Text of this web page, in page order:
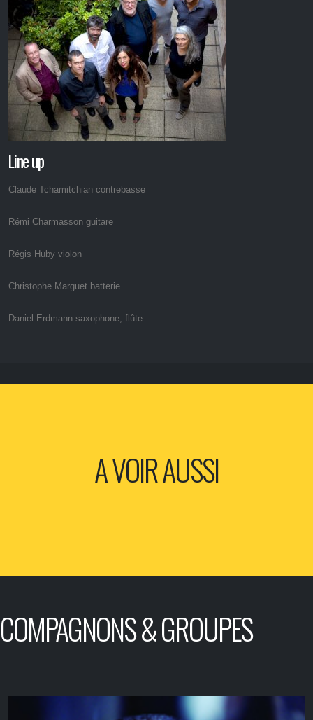
Line up
Claude Tchamitchian contrebasse
Rémi Charmasson guitare
Régis Huby violon
Christophe Marguet batterie
Daniel Erdmann saxophone, flûte
A VOIR AUSSI
COMPAGNONS & GROUPES